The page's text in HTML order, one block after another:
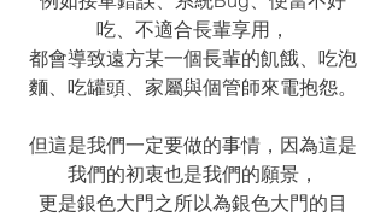
吃、不適合長輩享用，
都會導致遠方某一個長輩的飢餓、吃泡
麵、吃罐頭、家屬與個管師來電抱怨。
但這是我們一定要做的事情，因為這是
我們的初衷也是我們的願景，
更是銀色大門之所以為銀色大門的目